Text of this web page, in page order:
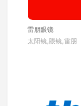
雷朋眼镜
太阳镜,眼镜,雷朋